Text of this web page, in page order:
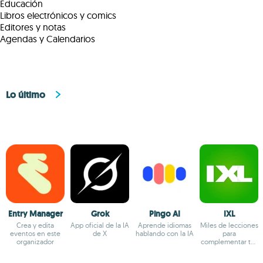
Educación
Libros electrónicos y comics
Editores y notas
Agendas y Calendarios
Lo último
Entry Manager
Crea y edita
eventos en este
organizador
Grok
App oficial de la IA
de X
Pingo AI
Aprende idiomas
hablando con la IA
IXL
Miles de lecciones
para
complementar tus